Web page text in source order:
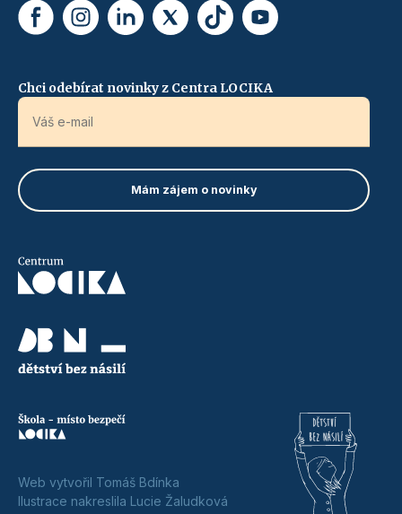
Chci odebírat novinky z Centra LOCIKA
Web vytvořil Tomáš Bdínka
Ilustrace nakreslila Lucie Žaludková